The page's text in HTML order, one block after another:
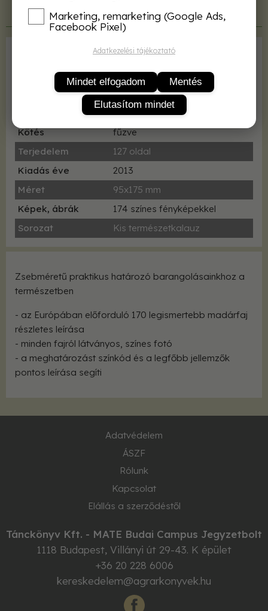
Termékleírás
Sziget Könyvkiadó
9786155178054
Eredeti cím
Welcher Vogel ist das?
Kiefer Judit
Kötés
fűzve
Terjedelem
127 oldal
Kiadás éve
2013
Méret
95x175 mm
Képek, ábrák
174 színes fényképekkel
Sorozat
Kis természetkalauz
Zsebméretű praktikus határozó barangolásainkhoz a
természetben
- az Európában előforduló 170 legismertebb madárfaj
részletes leírása
- minden fajról látványos, színes fotó
- a meghatározást színkód és a legfőbb jellemzők
pontos leírása segíti
Adatvédelem
ÁSZF
Rólunk
Kapcsolat
Elállás a szerződéstől
Tánckönyv Kft. - MATE Budai Campus Jegyzetbolt
1118 Budapest, Villányi út 29-43. K épület
+36 20 228 6006
kereskedelem@agrarkonyvek.hu
Marketing, remarketing (Google Ads,
Facebook Pixel)
Adatkezelési tájékoztató
Mindet elfogadom
Mentés
Elutasítom mindet